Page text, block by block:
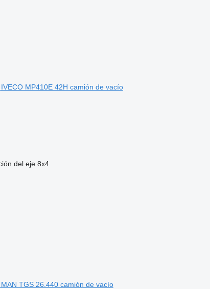
IVECO MP410E 42H camión de vacío
del eje 8x4
MAN TGS 26.440 camión de vacío